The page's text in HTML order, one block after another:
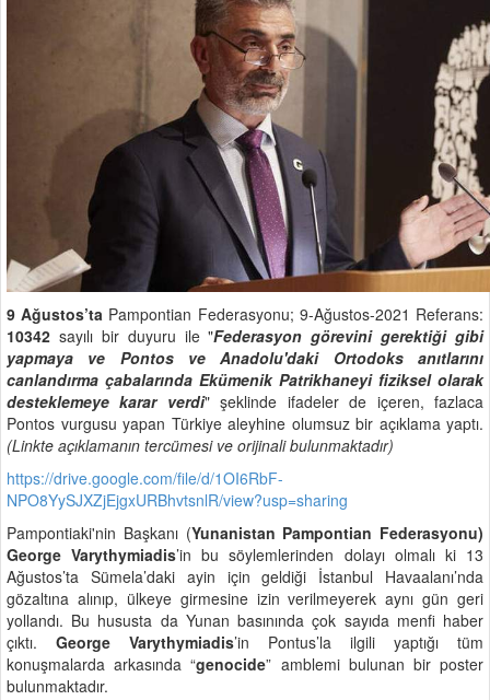
9 Ağustos’ta Pampontian Federasyonu; 9-Ağustos-2021 Referans:
10342 sayılı bir duyuru ile "Federasyon görevini gerektiği gibi
yapmaya ve Pontos ve Anadolu'daki Ortodoks anıtlarını
canlandırma çabalarında Ekümenik Patrikhaneyi fiziksel olarak
desteklemeye karar verdi" şeklinde ifadeler de içeren, fazlaca
Pontos vurgusu yapan Türkiye aleyhine olumsuz bir açıklama yaptı.
(Linkte açıklamanın tercümesi ve orijinali bulunmaktadır)
https://drive.google.com/file/d/1OI6RbF-
NPO8YySJXZjEjgxURBhvtsnlR/view?usp=sharing
Pampontiaki'nin Başkanı (Yunanistan Pampontian Federasyonu)
George Varythymiadis’in bu söylemlerinden dolayı olmalı ki 13
Ağustos’ta Sümela’daki ayin için geldiği İstanbul Havaalanı’nda
gözaltına alınıp, ülkeye girmesine izin verilmeyerek aynı gün geri
yollandı. Bu hususta da Yunan basınında çok sayıda menfi haber
çıktı. George Varythymiadis’in Pontus’la ilgili yaptığı tüm
konuşmalarda arkasında “genocide” amblemi bulunan bir poster
bulunmaktadır.